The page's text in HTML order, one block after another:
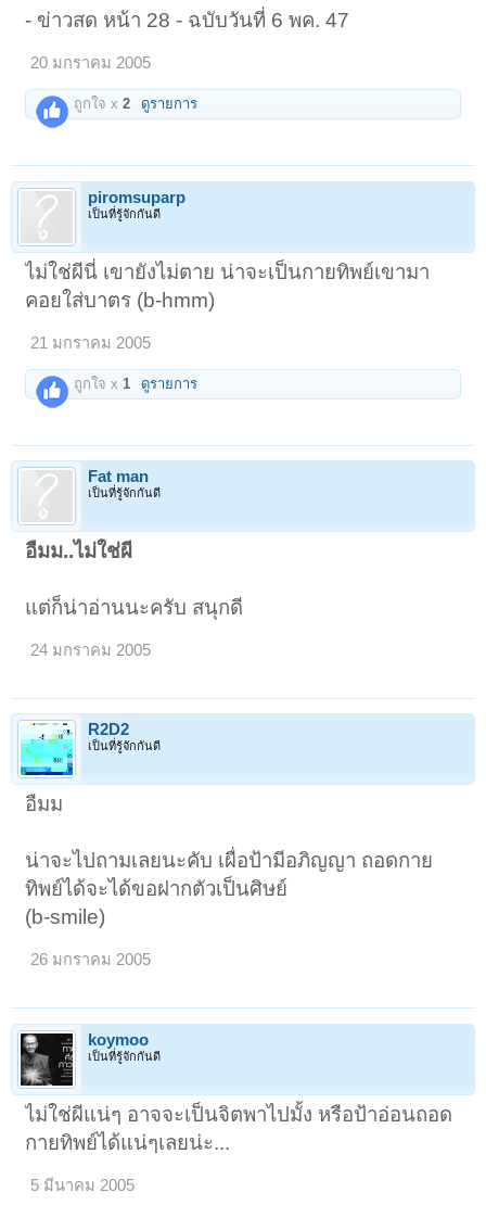
- ข่าวสด หน้า 28 - ฉบับวันที่ 6 พค. 47
20 มกราคม 2005
ถูกใจ x2 ดูรายการ
piromsuparp
เป็นที่รู้จักกันดี
ไม่ใช่ผีนี่ เขายังไม่ตาย น่าจะเป็นกายทิพย์เขามา
คอยใส่บาตร (b-hmm)
21 มกราคม 2005
ถูกใจ x 1 ดูรายการ
Fat man
เป็นที่รู้จักกันดี
อืมม..ไม่ใช่ผี
แต่ก็น่าอ่านนะครับ สนุกดี
24 มกราคม 2005
R2D2
เป็นที่รู้จักกันดี
อืมม
น่าจะไปถามเลยนะคับ เผื่อป้ามีอภิญญา ถอดกาย
ทิพย์ได้จะได้ขอฝากตัวเป็นศิษย์
(b-smile)
26 มกราคม 2005
koymoo
เป็นที่รู้จักกันดี
ไม่ใช่ผีแน่ๆ อาจจะเป็นจิตพาไปมั้ง หรือป้าอ่อนถอด
กายทิพย์ได้แน่ๆเลยน่ะ...
5 มีนาคม 2005